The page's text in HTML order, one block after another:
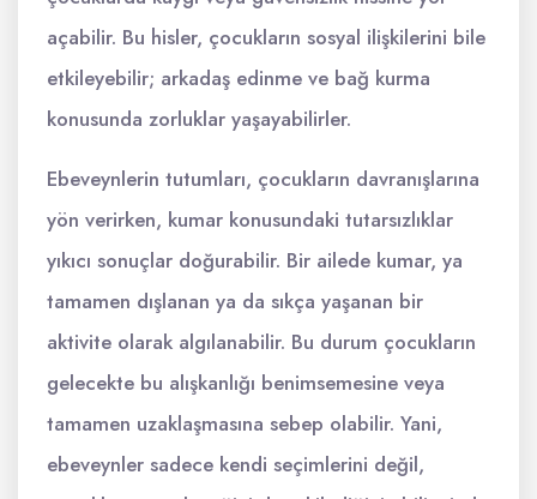
açabilir. Bu hisler, çocukların sosyal ilişkilerini bile
etkileyebilir; arkadaş edinme ve bağ kurma
konusunda zorluklar yaşayabilirler.
Ebeveynlerin tutumları, çocukların davranışlarına
yön verirken, kumar konusundaki tutarsızlıklar
yıkıcı sonuçlar doğurabilir. Bir ailede kumar, ya
tamamen dışlanan ya da sıkça yaşanan bir
aktivite olarak algılanabilir. Bu durum çocukların
gelecekte bu alışkanlığı benimsemesine veya
tamamen uzaklaşmasına sebep olabilir. Yani,
ebeveynler sadece kendi seçimlerini değil,